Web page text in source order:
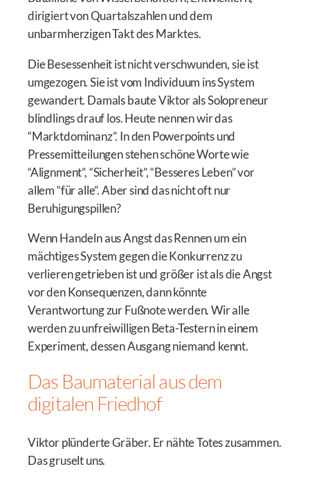
dirigiert von Quartalszahlen und dem
unbarmherzigen Takt des Marktes.
Die Besessenheit ist nicht verschwunden, sie ist
umgezogen. Sie ist vom Individuum ins System
gewandert. Damals baute Viktor als Solopreneur
blindlings drauf los. Heute nennen wir das
“Marktdominanz”. In den Powerpoints und
Pressemitteilungen stehen schöne Worte wie
“Alignment”, “Sicherheit”, “Besseres Leben” vor
allem “für alle”. Aber sind das nicht oft nur
Beruhigungspillen?
Wenn Handeln aus Angst das Rennen um ein
mächtiges System gegen die Konkurrenz zu
verlieren getrieben ist und größer ist als die Angst
vor den Konsequenzen, dann könnte
Verantwortung zur Fußnote werden. Wir alle
werden zu unfreiwilligen Beta-Testern in einem
Experiment, dessen Ausgang niemand kennt.
Das Baumaterial aus dem
digitalen Friedhof
Viktor plünderte Gräber. Er nähte Totes zusammen.
Das gruselt uns.